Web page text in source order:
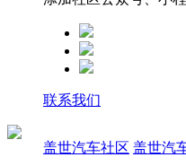
联系我们
盖世汽车社区 盖世汽